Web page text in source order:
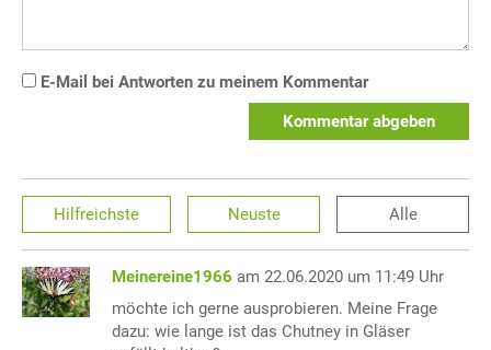
E-Mail bei Antworten zu meinem Kommentar
Kommentar abgeben
Hilfreichste Neuste Alle
Meinereine1966 am 22.06.2020 um 11:49 Uhr
möchte ich gerne ausprobieren. Meine Frage
dazu: wie lange ist das Chutney in Gläser